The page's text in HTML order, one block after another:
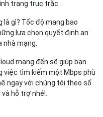
trạng trục trặc.
gì? Tốc độ mạng bao
lựa chọn quyết định an
nhà mạng.
mang đến sẽ giúp bạn
việc tìm kiếm một Mbps phù
ngay với chúng tôi theo số
hỗ trợ nhé!.